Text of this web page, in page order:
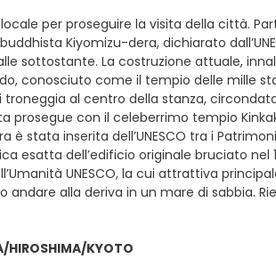
per proseguire la visita della città.
Kiyomizu-dera, dichiarato
sottostante. La costruzione attuale,
conosciuto come il tempio delle mille
al centro della stanza,
prosegue con il celeberrimo tempio
stata inserita dell’UNESCO tra i
esatta dell’edificio originale bruciato nel
UNESCO, la cui attrattiva
alla deriva in un mare di sabbia.
KYOTO